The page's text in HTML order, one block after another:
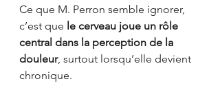
Ce que M. Perron semble ignorer,
c’est que le cerveau joue un rôle
central dans la perception de la
douleur, surtout lorsqu’elle devient
chronique.